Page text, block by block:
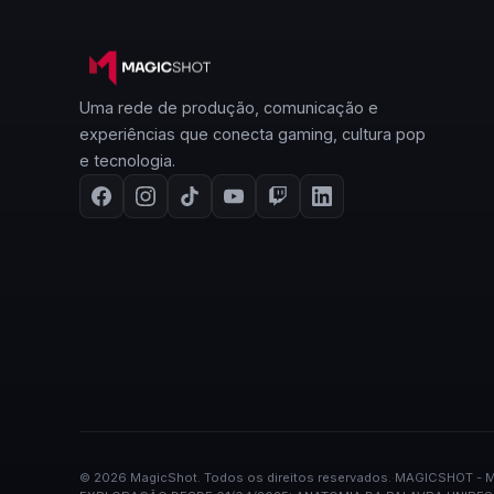
Uma rede de produção, comunicação e
experiências que conecta gaming, cultura pop
e tecnologia.
© 2026 MagicShot. Todos os direitos reservados.·MAGICSHOT -